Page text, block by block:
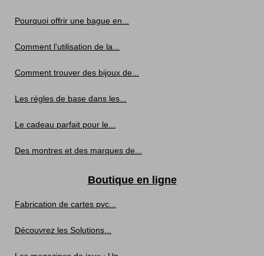
Pourquoi offrir une bague en...
Comment l'utilisation de la...
Comment trouver des bijoux de...
Les règles de base dans les...
Le cadeau parfait pour le...
Des montres et des marques de...
Boutique en ligne
Fabrication de cartes pvc...
Découvrez les Solutions...